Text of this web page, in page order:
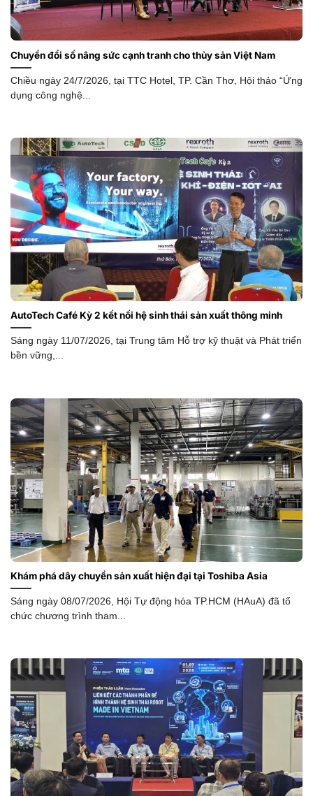
Chuyển đổi số nâng sức cạnh tranh cho thủy sản Việt Nam
Chiều ngày 24/7/2026, tại TTC Hotel, TP. Cần Thơ, Hội thảo “Ứng
dụng công nghệ...
AutoTech Café Kỳ 2 kết nối hệ sinh thái sản xuất thông minh
Sáng ngày 11/07/2026, tại Trung tâm Hỗ trợ kỹ thuật và Phát triển
bền vững,...
Khám phá dây chuyền sản xuất hiện đại tại Toshiba Asia
Sáng ngày 08/07/2026, Hội Tự động hóa TP.HCM (HAuA) đã tổ
chức chương trình tham...